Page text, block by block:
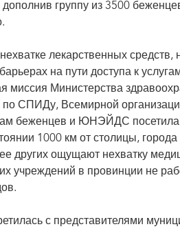
группу из 3500
лекарственных средств,
на пути доступа к
миссия Министерства
по СПИДу, Всемирной
беженцев и ЮНЭЙДС
1000 км от столицы,
других ощущают нехватку
учреждений в провинции не
с представителями